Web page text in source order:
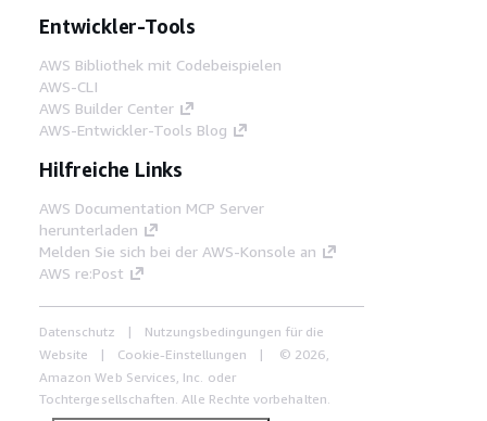
Entwickler-Tools
AWS Bibliothek mit Codebeispielen
AWS-CLI
AWS Builder Center
AWS-Entwickler-Tools Blog
Hilfreiche Links
AWS Documentation MCP Server
herunterladen
Melden Sie sich bei der AWS-Konsole an
AWS re:Post
Datenschutz
Nutzungsbedingungen für die
Website
Cookie-Einstellungen
© 2026,
Amazon Web Services, Inc. oder
Tochtergesellschaften. Alle Rechte vorbehalten.